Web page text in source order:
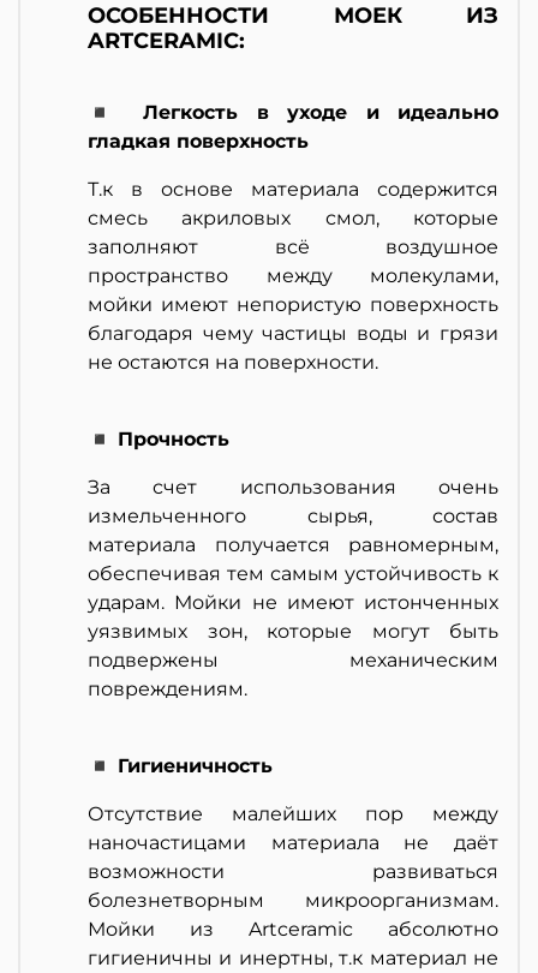
ОСОБЕННОСТИ МОЕК ИЗ
ARTCERAMIC:
◾ Легкость в уходе и идеально
гладкая поверхность
Т.к в основе материала содержится
смесь акриловых смол, которые
заполняют всё воздушное
пространство между молекулами,
мойки имеют непористую поверхность
благодаря чему частицы воды и грязи
не остаются на поверхности.
◾ Прочность
За счет использования очень
измельченного сырья, состав
материала получается равномерным,
обеспечивая тем самым устойчивость к
ударам. Мойки не имеют истонченных
уязвимых зон, которые могут быть
подвержены механическим
повреждениям.
◾ Гигиеничность
Отсутствие малейших пор между
наночастицами материала не даёт
возможности развиваться
болезнетворным микроорганизмам.
Мойки из Artceramic абсолютно
гигиеничны и инертны, т.к материал не